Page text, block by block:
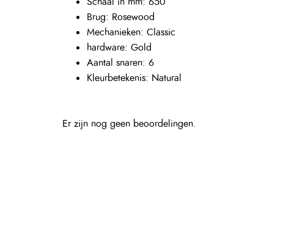
Brug: Rosewood
Mechanieken: Classic
hardware: Gold
Aantal snaren: 6
Kleurbetekenis: Natural
Er zijn nog geen beoordelingen.